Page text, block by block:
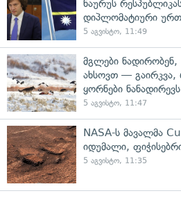
ნაურუს
დიპლომატიური
5 აგვისტო, 11:49
მგლები
ახსოვთ —
ყორნები ნანადირევს
5 აგვისტო, 11:47
NASA-ს მავალმა
იდუმალი,
5 აგვისტო, 11:35